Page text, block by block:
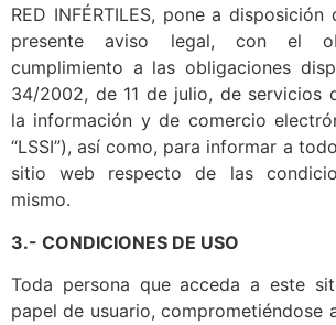
RED INFÉRTILES, pone a
presente aviso legal, con el
cumplimiento a las obligaciones
34/2002, de 11 de julio, de servicios
la información y de comercio
“LSSI”), así como, para informar a
sitio web respecto de las
mismo.
3.- CONDICIONES DE USO
Toda persona que acceda a este
papel de usuario, comprometiéndose